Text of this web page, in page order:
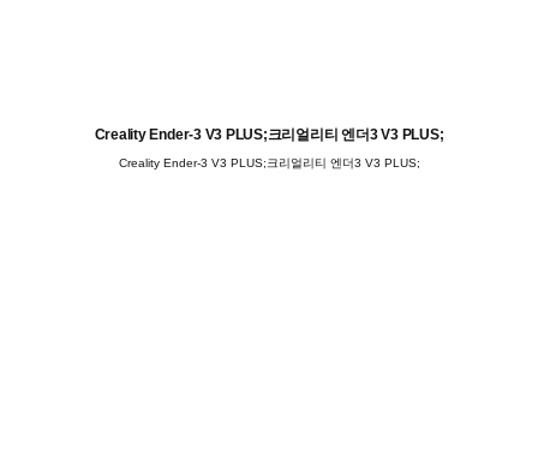
Creality Ender-3 V3 PLUS;크리얼리티 엔더3 V3 PLUS;
Creality Ender-3 V3 PLUS;크리얼리티 엔더3 V3 PLUS;